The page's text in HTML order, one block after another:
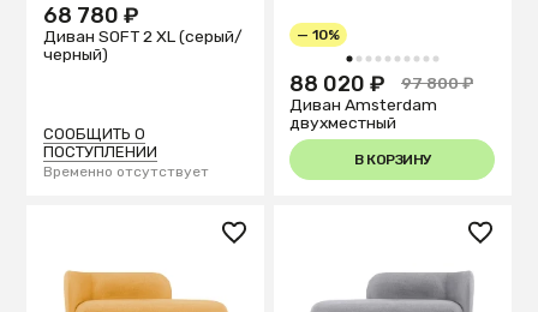
68 780 ₽
Диван SOFT 2 XL (серый/
черный)
СООБЩИТЬ О
ПОСТУПЛЕНИИ
Временно отсутствует
1 2 3 4 5 6 7 8 9 10
— 10%
88 020 ₽
97 800 ₽
Диван Amsterdam
двухместный
В КОРЗИНУ